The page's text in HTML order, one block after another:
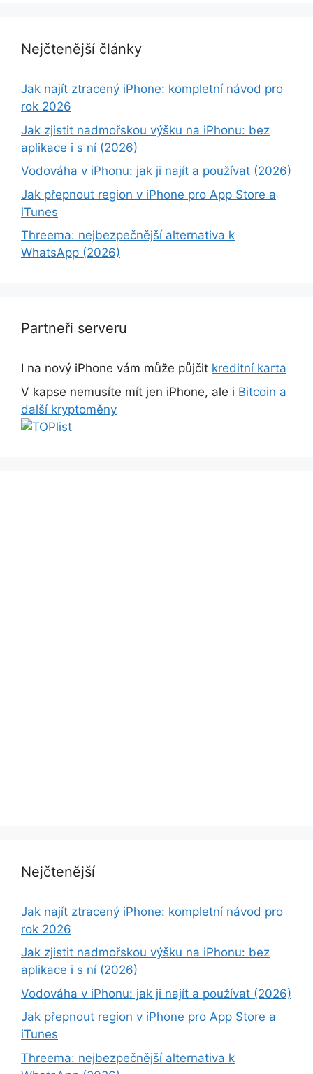
Nejčtenější články
Jak najít ztracený iPhone: kompletní návod pro
rok 2026
Jak zjistit nadmořskou výšku na iPhonu: bez
aplikace i s ní (2026)
Vodováha v iPhonu: jak ji najít a používat (2026)
Jak přepnout region v iPhone pro App Store a
iTunes
Threema: nejbezpečnější alternativa k
WhatsApp (2026)
Partneři serveru
I na nový iPhone vám může půjčit kreditní karta
V kapse nemusíte mít jen iPhone, ale i Bitcoin a
další kryptoměny
Nejčtenější
Jak najít ztracený iPhone: kompletní návod pro
rok 2026
Jak zjistit nadmořskou výšku na iPhonu: bez
aplikace i s ní (2026)
Vodováha v iPhonu: jak ji najít a používat (2026)
Jak přepnout region v iPhone pro App Store a
iTunes
Threema: nejbezpečnější alternativa k